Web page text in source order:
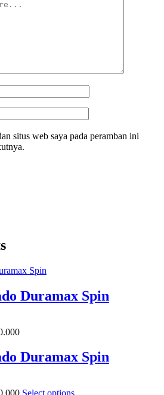
situs web saya pada peramban ini
Duramax Spin
Duramax Spin